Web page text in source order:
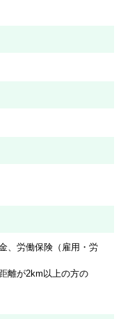
、労働保険（雇用・労
離が2km以上の方の